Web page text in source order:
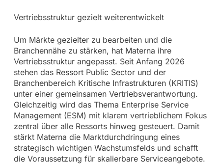
Vertriebsstruktur gezielt weiterentwickelt
Um Märkte gezielter zu bearbeiten und die
Branchennähe zu stärken, hat Materna ihre
Vertriebsstruktur angepasst. Seit Anfang 2026
stehen das Ressort Public Sector und der
Branchenbereich Kritische Infrastrukturen (KRITIS)
unter einer gemeinsamen Vertriebsverantwortung.
Gleichzeitig wird das Thema Enterprise Service
Management (ESM) mit klarem vertrieblichem Fokus
zentral über alle Ressorts hinweg gesteuert. Damit
stärkt Materna die Marktdurchdringung eines
strategisch wichtigen Wachstumsfelds und schafft
die Voraussetzung für skalierbare Serviceangebote.